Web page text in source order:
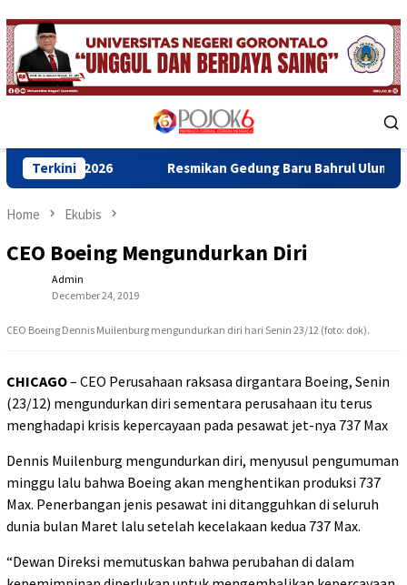
Skip
to
content
Menu
Terkini Resmikan Gedung Baru Bahrul Ulum, Wagub Idah
Home Ekubis
CEO Boeing Mengundurkan Diri
Admin
December 24, 2019
CEO Boeing Dennis Muilenburg mengundurkan diri hari Senin 23/12 (foto: dok).
CHICAGO– CEO Perusahaan raksasa dirgantara Boeing, Senin
(23/12) mengundurkan diri sementara perusahaan itu terus
menghadapi krisis kepercayaan pada pesawat jet-nya 737 Max
Dennis Muilenburg mengundurkan diri, menyusul pengumuman
minggu lalu bahwa Boeing akan menghentikan produksi 737
Max. Penerbangan jenis pesawat ini ditangguhkan di seluruh
dunia bulan Maret lalu setelah kecelakaan kedua 737 Max.
“Dewan Direksi memutuskan bahwa perubahan di dalam